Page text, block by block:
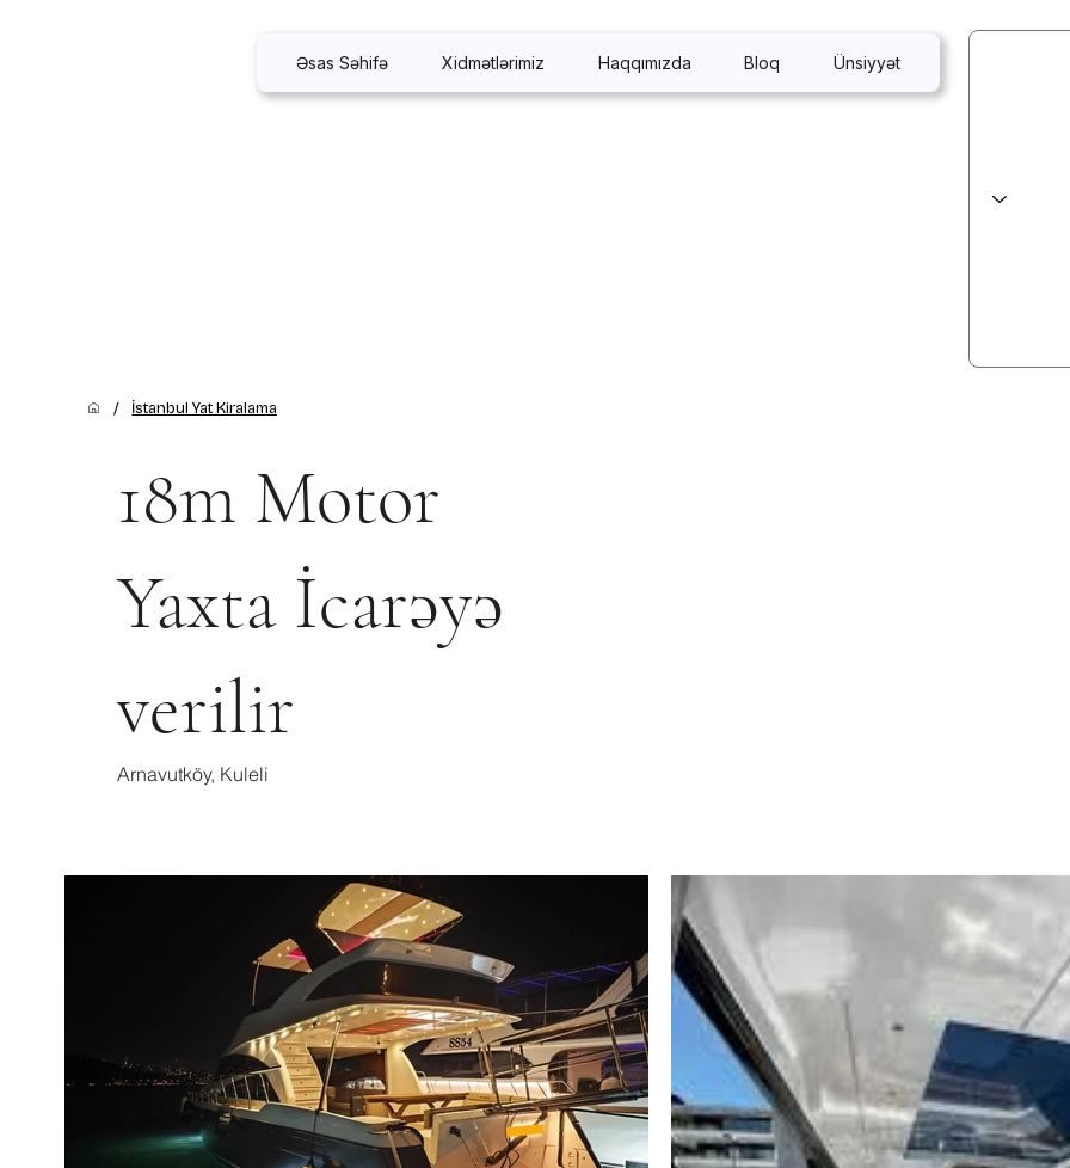
Əsas Səhifə Xidmətlərimiz Haqqımızda Bloq Ünsiyyət
/ İstanbul Yat Kiralama
18m Motor
Yaxta İcarəyə
verilir
Arnavutköy, Kuleli